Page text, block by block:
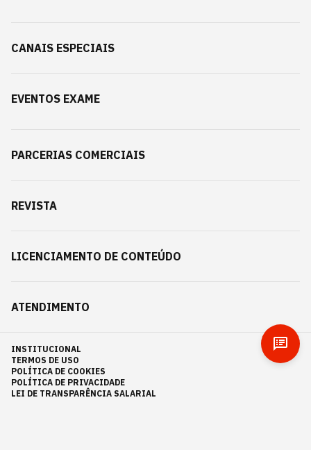
CANAIS ESPECIAIS
EVENTOS EXAME
PARCERIAS COMERCIAIS
REVISTA
LICENCIAMENTO DE CONTEÚDO
ATENDIMENTO
INSTITUCIONAL
TERMOS DE USO
POLÍTICA DE COOKIES
POLÍTICA DE PRIVACIDADE
LEI DE TRANSPARÊNCIA SALARIAL